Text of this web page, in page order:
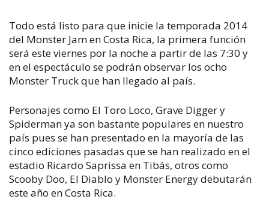
Todo está listo para que inicie la temporada 2014
del Monster Jam en Costa Rica, la primera función
será este viernes por la noche a partir de las 7:30 y
en el espectáculo se podrán observar los ocho
Monster Truck que han llegado al país.
Personajes como El Toro Loco, Grave Digger y
Spiderman ya son bastante populares en nuestro
país pues se han presentado en la mayoría de las
cinco ediciones pasadas que se han realizado en el
estadio Ricardo Saprissa en Tibás, otros como
Scooby Doo, El Diablo y Monster Energy debutarán
este año en Costa Rica.